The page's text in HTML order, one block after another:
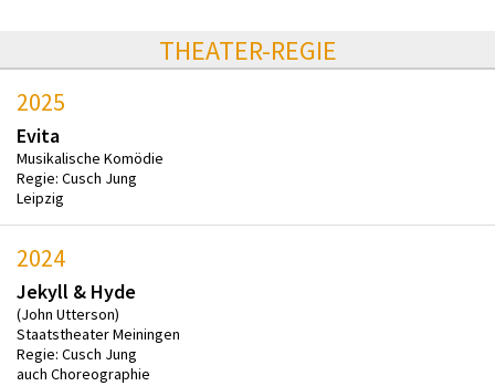
THEATER-REGIE
2025
Evita
Musikalische Komödie
Regie: Cusch Jung
Leipzig
2024
Jekyll & Hyde
(John Utterson)
Staatstheater Meiningen
Regie: Cusch Jung
auch Choreographie